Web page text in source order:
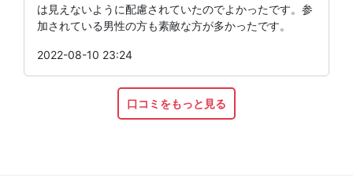
は見えないように配慮されていたのでよかったです。参
加されている男性の方も素敵な方が多かったです。
2022-08-10 23:24
口コミをもっと見る